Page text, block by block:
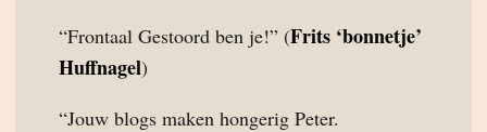
“Frontaal Gestoord ben je!” (Frits ‘bonnetje’
Huffnagel)
“Jouw blogs maken hongerig Peter.